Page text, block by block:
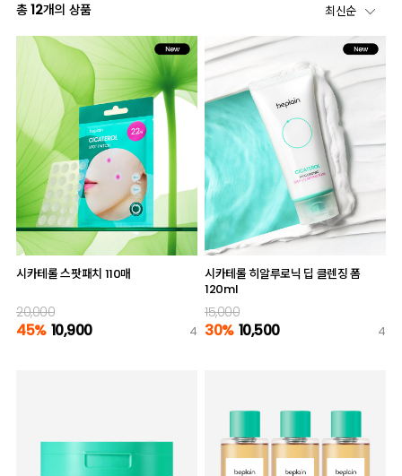
총12개의 상품
시카테롤 스팟패치 110매
20,000
45% 10,900 4
시카테롤 히알루로닉 딥 클렌징 폼
120ml
15,000
30% 10,500 4